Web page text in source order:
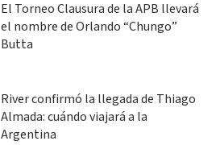
El Torneo Clausura de la APB llevará
el nombre de Orlando “Chungo”
Butta
River confirmó la llegada de Thiago
Almada: cuándo viajará a la
Argentina